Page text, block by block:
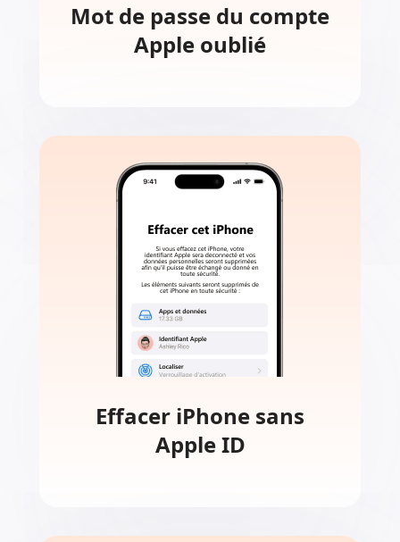
Mot de passe du compte
Apple oublié
Mot de passe du
Si vous ne pouvez pas désactiver
"Localiser mon iPhone" parce que
vous avez oublié votre mot de passe
Apple ID, Aiseesoft peut vous aider à
le supprimer et à vous débarrasser
Effacer iPhone sans
Apple ID